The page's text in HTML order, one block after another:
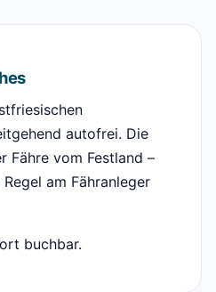
autofrei. Die
Fähre vom Festland –
am Fähranleger
buchbar.